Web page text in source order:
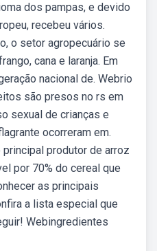
dos pampas, e devido
recebeu vários.
o setor agropecuário se
cana e laranja. Em
nacional de. Webrio
são presos no rs em
sexual de crianças e
ocorreram em.
produtor de arroz
por 70% do cereal que
as principais
a lista especial que
Webingredientes